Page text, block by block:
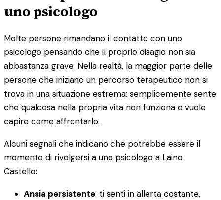
uno psicologo
Molte persone rimandano il contatto con uno
psicologo pensando che il proprio disagio non sia
abbastanza grave. Nella realtà, la maggior parte delle
persone che iniziano un percorso terapeutico non si
trova in una situazione estrema: semplicemente sente
che qualcosa nella propria vita non funziona e vuole
capire come affrontarlo.
Alcuni segnali che indicano che potrebbe essere il
momento di rivolgersi a uno psicologo a Laino
Castello:
Ansia persistente: ti senti in allerta costante,